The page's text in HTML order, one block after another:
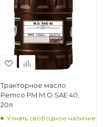
Тракторное масло
Pemco PM M.O.SAE 40,
20л
Узнать свободное наличие